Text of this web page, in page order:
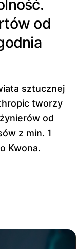
od
sztucznej
tworzy
od
z min. 1
Kwona.